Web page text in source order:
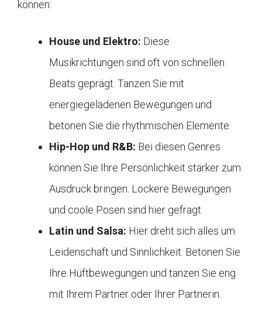
können:
House und Elektro: Diese
Musikrichtungen sind oft von schnellen
Beats geprägt. Tanzen Sie mit
energiegeladenen Bewegungen und
betonen Sie die rhythmischen Elemente.
Hip-Hop und R&B: Bei diesen Genres
können Sie Ihre Persönlichkeit stärker zum
Ausdruck bringen. Lockere Bewegungen
und coole Posen sind hier gefragt.
Latin und Salsa: Hier dreht sich alles um
Leidenschaft und Sinnlichkeit. Betonen Sie
Ihre Hüftbewegungen und tanzen Sie eng
mit Ihrem Partner oder Ihrer Partnerin.